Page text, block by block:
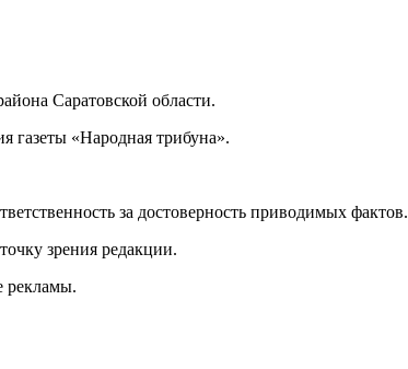
Саратовской области.
газеты «Народная трибуна».
за достоверность приводимых фактов.
зрения редакции.
рекламы.